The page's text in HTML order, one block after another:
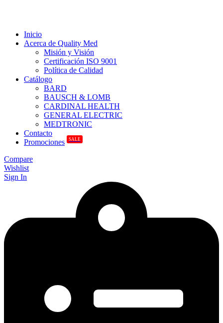
Inicio
Acerca de Quality Med
Misión y Visión
Certificación ISO 9001
Política de Calidad
Catálogo
BARD
BAUSCH & LOMB
CARDINAL HEALTH
GENERAL ELECTRIC
MEDTRONIC
Contacto
Promociones
SALE
Compare
Wishlist
Sign In